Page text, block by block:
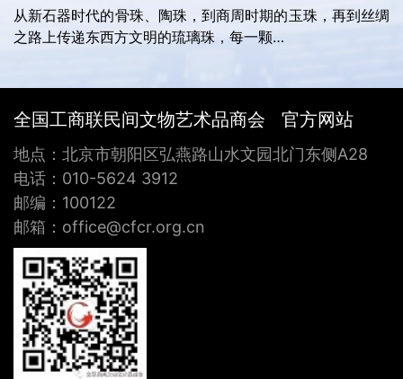
从新石器时代的骨珠、陶珠，到商周时期的玉珠，再到丝绸
之路上传递东西方文明的琉璃珠，每一颗…
全国工商联民间文物艺术品商会 官方网站
地点：北京市朝阳区弘燕路山水文园北门东侧A28
电话：010-5624 3912
邮编：100122
邮箱：office@cfcr.org.cn